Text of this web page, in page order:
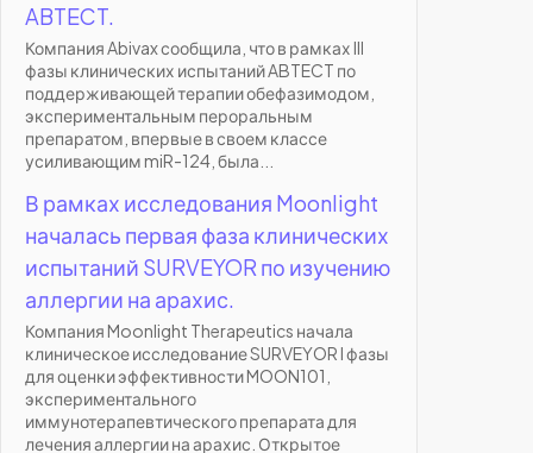
ABTECT.
Компания Abivax сообщила, что в рамках III
фазы клинических испытаний ABTECT по
поддерживающей терапии обефазимодом,
экспериментальным пероральным
препаратом, впервые в своем классе
усиливающим miR-124, была...
В рамках исследования Moonlight
началась первая фаза клинических
испытаний SURVEYOR по изучению
аллергии на арахис.
Компания Moonlight Therapeutics начала
клиническое исследование SURVEYOR I фазы
для оценки эффективности MOON101,
экспериментального
иммунотерапевтического препарата для
лечения аллергии на арахис. Открытое